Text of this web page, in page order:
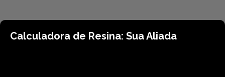
Calculadora de Resina: Sua Aliada